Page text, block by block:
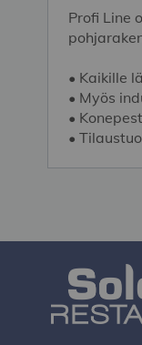
gallery
Profi Line
• Kaikille
• Myös
•
•